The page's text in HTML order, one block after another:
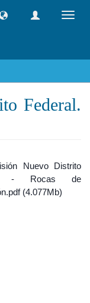
Federal.
Nuevo Distrito
- Rocas de
(4.077Mb)